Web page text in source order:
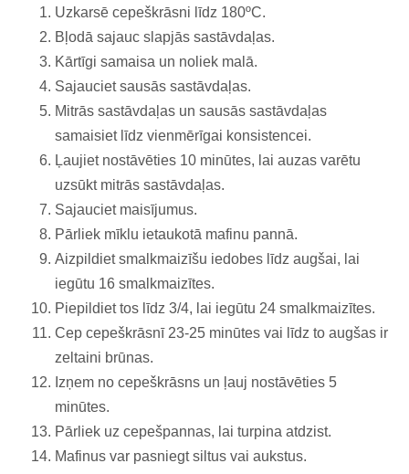
Uzkarsē cepeškrāsni līdz 180ºC.
Bļodā sajauc slapjās sastāvdaļas.
Kārtīgi samaisa un noliek malā.
Sajauciet sausās sastāvdaļas.
Mitrās sastāvdaļas un sausās sastāvdaļas
samaisiet līdz vienmērīgai konsistencei.
Ļaujiet nostāvēties 10 minūtes, lai auzas varētu
uzsūkt mitrās sastāvdaļas.
Sajauciet maisījumus.
Pārliek mīklu ietaukotā mafinu pannā.
Aizpildiet smalkmaizīšu iedobes līdz augšai, lai
iegūtu 16 smalkmaizītes.
Piepildiet tos līdz 3/4, lai iegūtu 24 smalkmaizītes.
Cep cepeškrāsnī 23-25 minūtes vai līdz to augšas ir
zeltaini brūnas.
Izņem no cepeškrāsns un ļauj nostāvēties 5
minūtes.
Pārliek uz cepešpannas, lai turpina atdzist.
Mafinus var pasniegt siltus vai aukstus.